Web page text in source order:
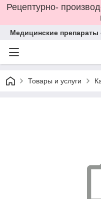
Рецептурно-
Медицинские
Товары и услуги